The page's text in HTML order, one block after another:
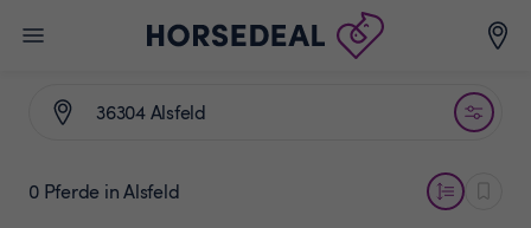
0 Pferde in Alsfeld